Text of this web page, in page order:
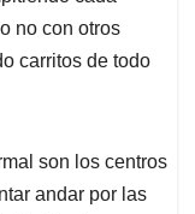
no con otros
carritos de todo
son los centros
andar por las